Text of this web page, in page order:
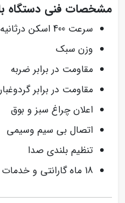
مشخصات فنی دستگاه
سرعت 400 اسکن درثانیه
وزن سبک
مقاومت در برابر ضربه
مقاومت در برابر گردوغبار
اعلان چراغ سبز و بوق
اتصال بی سیم وسیمی
تنظیم بلندی صدا
18 ماه گارانتی و خدمات